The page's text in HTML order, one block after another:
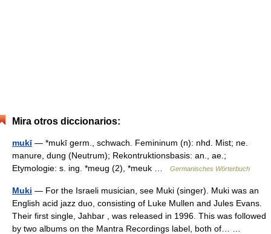
Mira otros diccionarios:
mukī — *mukī germ., schwach. Femininum (n): nhd. Mist; ne.
manure, dung (Neutrum); Rekontruktionsbasis: an., ae.;
Etymologie: s. ing. *meug (2), *meuk …
Germanisches Wörterbuch
Muki — For the Israeli musician, see Muki (singer). Muki was an
English acid jazz duo, consisting of Luke Mullen and Jules Evans.
Their first single, Jahbar , was released in 1996. This was followed
by two albums on the Mantra Recordings label, both of… …